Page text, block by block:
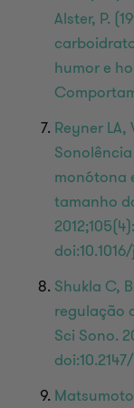
Alster, P.
humor e
Reyner LA,
monótona
tamanho
Shukla C,
regulação
Sci Sono.
Matsumoto